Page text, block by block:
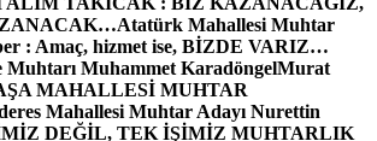
Atatürk Mahallesi Muhtar
: Amaç, hizmet ise, BİZDE VARIZ…
Muhtarı Muhammet KaradöngelMurat
MAHALLESİ MUHTAR
Mahallesi Muhtar Adayı Nurettin
DEĞİL, TEK İŞİMİZ MUHTARLIK